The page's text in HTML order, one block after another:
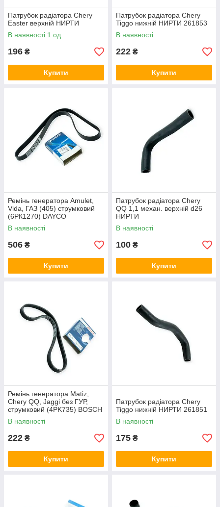
Патрубок радіатора Chery
Easter верхній НИРТИ
В наявності 1 од.
196 ₴
Купити
Патрубок радіатора Chery
Tiggo нижній НИРТИ 261853
В наявності
222 ₴
Купити
Ремінь генератора Amulet,
Vida, ГАЗ (405) струмковий
(6РК1270) DAYCO
В наявності
506 ₴
Купити
Патрубок радіатора Chery
QQ 1,1 механ. верхній d26
НИРТИ
В наявності
100 ₴
Купити
Ремінь генератора Matiz,
Chery QQ, Jaggi без ГУР,
струмковий (4PK735) BOSCH
В наявності
222 ₴
Купити
Патрубок радіатора Chery
Tiggo нижній НИРТИ 261851
В наявності
175 ₴
Купити